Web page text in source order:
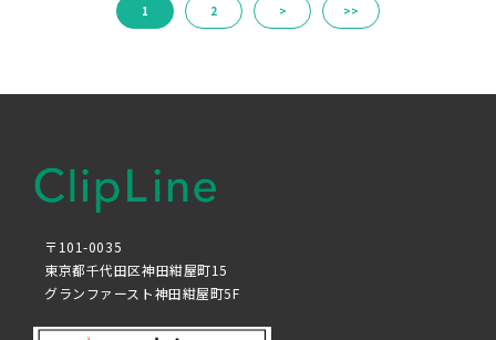
1 2 > >>
〒101-0035
東京都千代田区神田紺屋町15
グランファースト神田紺屋町5F